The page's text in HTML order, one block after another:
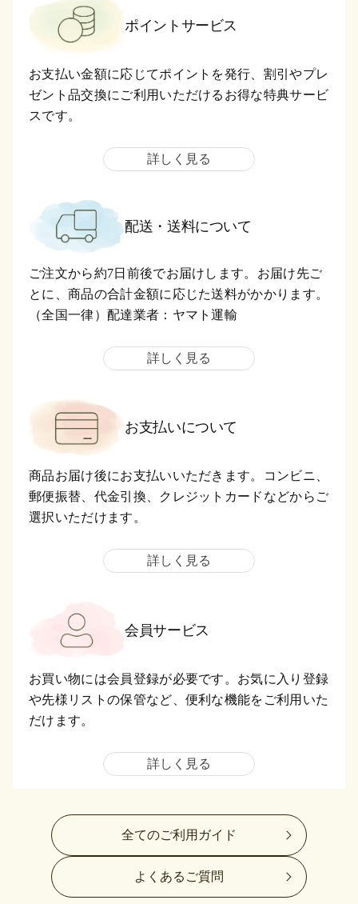
ポイントサービス
お支払い金額に応じてポイントを発行、割引やプレ
ゼント品交換にご利用いただけるお得な特典サービ
スです。
詳しく見る
配送・送料について
ご注文から約7日前後でお届けします。お届け先ご
とに、商品の合計金額に応じた送料がかかります。
（全国一律）配達業者：ヤマト運輸
詳しく見る
お支払いについて
商品お届け後にお支払いいただきます。コンビニ、
郵便振替、代金引換、クレジットカードなどからご
選択いただけます。
詳しく見る
会員サービス
お買い物には会員登録が必要です。お気に入り登録
や先様リストの保管など、便利な機能をご利用いた
だけます。
詳しく見る
全てのご利用ガイド
よくあるご質問